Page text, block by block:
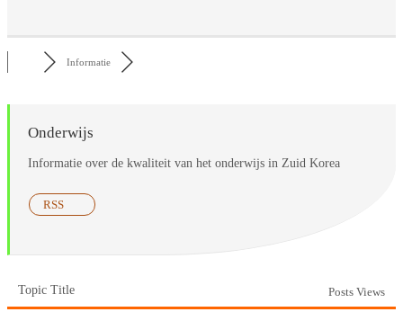
Informatie
Onderwijs
Informatie over de kwaliteit van het onderwijs in Zuid Korea
RSS
Topic Title Views
Posts